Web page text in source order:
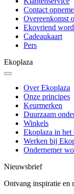
Contact
Overeenkomst
Ekovriend
Cadeaukaart
Pers
Ekoplaza
Over Ekoplaza
Onze principes
Keurmerken
Duurzaam
Winkels
Ekoplaza in het
Werken bij
Ondernemer
Nieuwsbrief
Ontvang inspiratie en